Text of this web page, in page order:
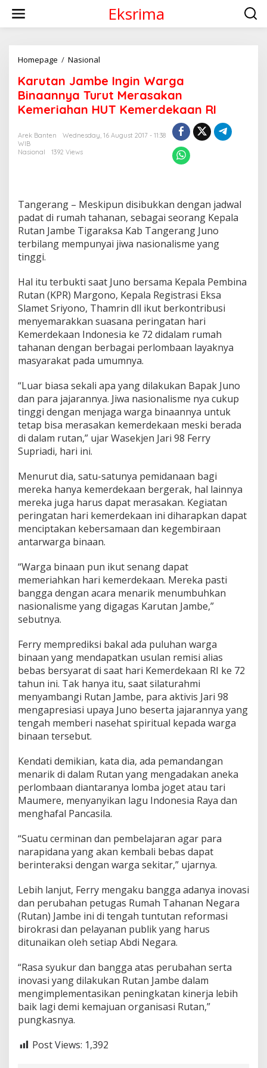
i
Eksrima
Homepage / Nasional
r
u
a
J
n
g
i
n
W
a
a
B
i
n
a
a
n
n
a
T
u
r
u
t
a
s
a
a
n
K
m
e
i
a
n
H
U
T
K
e
m
e
r
k
a
a
n
R
I
Karutan Jambe Ingin Warga
Binaannya Turut Merasakan
Kemeriahan HUT Kemerdekaan RI
Arek Banten
Wednesday, 16 August 2017 - 11:38
WIB
Nasional
1392 Views
Tangerang – Meskipun disibukkan dengan jadwal
padat di rumah tahanan, sebagai seorang Kepala
Rutan Jambe Tigaraksa Kab Tangerang Juno
terbilang mempunyai jiwa nasionalisme yang
tinggi.
Hal itu terbukti saat Juno bersama Kepala Pembina
Rutan (KPR) Margono, Kepala Registrasi Eksa
Slamet Sriyono, Thamrin dll ikut berkontribusi
menyemarakkan suasana peringatan hari
Kemerdekaan Indonesia ke 72 didalam rumah
tahanan dengan berbagai perlombaan layaknya
masyarakat pada umumnya.
“Luar biasa sekali apa yang dilakukan Bapak Juno
dan para jajarannya. Jiwa nasionalisme nya cukup
tinggi dengan menjaga warga binaannya untuk
tetap bisa merasakan kemerdekaan meski berada
di dalam rutan,” ujar Wasekjen Jari 98 Ferry
Supriadi, hari ini.
Menurut dia, satu-satunya pemidanaan bagi
mereka hanya kemerdekaan bergerak, hal lainnya
mereka juga harus dapat merasakan. Kegiatan
peringatan hari kemerdekaan ini diharapkan dapat
menciptakan kebersamaan dan kegembiraan
antarwarga binaan.
“Warga binaan pun ikut senang dapat
memeriahkan hari kemerdekaan. Mereka pasti
bangga dengan acara menarik menumbuhkan
nasionalisme yang digagas Karutan Jambe,”
sebutnya.
Ferry memprediksi bakal ada puluhan warga
binaan yang mendapatkan usulan remisi alias
bebas bersyarat di saat hari Kemerdekaan RI ke 72
tahun ini. Tak hanya itu, saat silaturahmi
menyambangi Rutan Jambe, para aktivis Jari 98
mengapresiasi upaya Juno beserta jajarannya yang
tengah memberi nasehat spiritual kepada warga
binaan tersebut.
Kendati demikian, kata dia, ada pemandangan
menarik di dalam Rutan yang mengadakan aneka
perlombaan diantaranya lomba joget atau tari
Maumere, menyanyikan lagu Indonesia Raya dan
menghafal Pancasila.
“Suatu cerminan dan pembelajaran agar para
narapidana yang akan kembali bebas dapat
berinteraksi dengan warga sekitar,” ujarnya.
Lebih lanjut, Ferry mengaku bangga adanya inovasi
dan perubahan petugas Rumah Tahanan Negara
(Rutan) Jambe ini di tengah tuntutan reformasi
birokrasi dan pelayanan publik yang harus
ditunaikan oleh setiap Abdi Negara.
“Rasa syukur dan bangga atas perubahan serta
inovasi yang dilakukan Rutan Jambe dalam
mengimplementasikan peningkatan kinerja lebih
baik lagi demi kemajuan organisasi Rutan,”
pungkasnya.
Post Views: 1,392